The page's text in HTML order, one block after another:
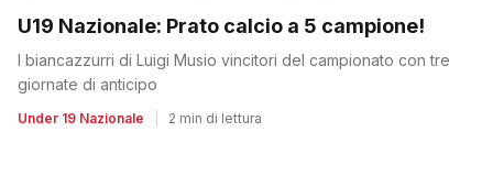
U19 Nazionale: Prato calcio a 5 campione!
I biancazzurri di Luigi Musio vincitori del campionato con tre
giornate di anticipo
Under 19 Nazionale 2 min di lettura